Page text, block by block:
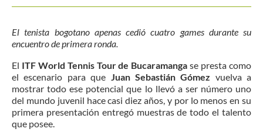
El tenista bogotano apenas cedió cuatro games durante su
encuentro de primera ronda.
El ITF World Tennis Tour de Bucaramanga se presta como
el escenario para que Juan Sebastián Gómez vuelva a
mostrar todo ese potencial que lo llevó a ser número uno
del mundo juvenil hace casi diez años, y por lo menos en su
primera presentación entregó muestras de todo el talento
que posee.